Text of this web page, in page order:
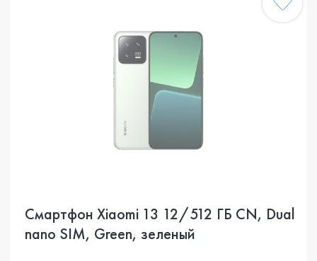
Смартфон Xiaomi 13 12/512 ГБ CN, Dual
nano SIM, Green, зеленый